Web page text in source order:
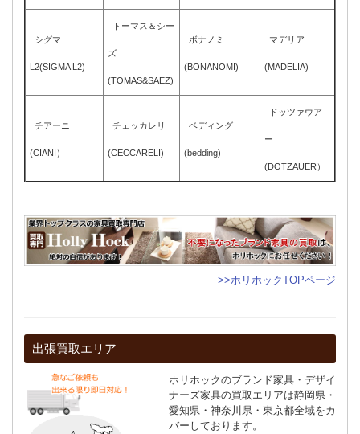
シグマ
L2(SIGMA L2)
トーマス＆シー
ズ
(TOMAS&SAEZ)
ボナノミ
(BONANOMI)
マデリア
(MADELIA)
チアーニ
(CIANI）
チェッカレリ
(CECCARELI)
ベディング
(bedding)
ドッツァウア
ー
(DOTZAUER）
>>ホリホックTOPページ
出張買取エリア
ホリホックのブランド家具・デザイ
ナーズ家具の買取エリアは静岡県・
愛知県・神奈川県・東京都全域をカ
バーしております。